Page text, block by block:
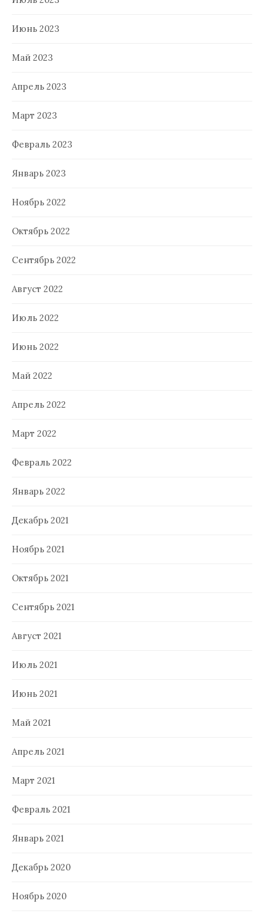
Июнь 2023
Май 2023
Апрель 2023
Март 2023
Февраль 2023
Январь 2023
Ноябрь 2022
Октябрь 2022
Сентябрь 2022
Август 2022
Июль 2022
Июнь 2022
Май 2022
Апрель 2022
Март 2022
Февраль 2022
Январь 2022
Декабрь 2021
Ноябрь 2021
Октябрь 2021
Сентябрь 2021
Август 2021
Июль 2021
Июнь 2021
Май 2021
Апрель 2021
Март 2021
Февраль 2021
Январь 2021
Декабрь 2020
Ноябрь 2020